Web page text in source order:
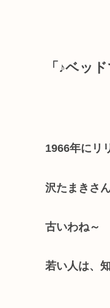
「♪ベッ
1966年にリ
沢たまきさ
古いわね～
若い人は、